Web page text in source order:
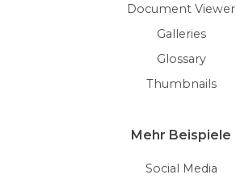
Document Viewer
Galleries
Glossary
Thumbnails
Mehr Beispiele
Social Media